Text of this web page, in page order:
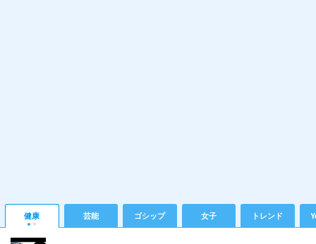
健康 芸能 ゴシップ 女子 トレンド